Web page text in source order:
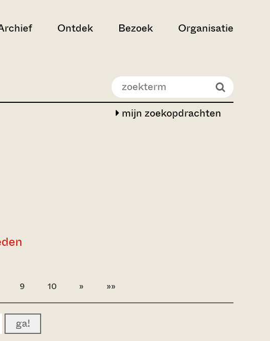
Ontdek Bezoek Organisatie
mijn zoekopdrachten
9 10 » »»
ga!